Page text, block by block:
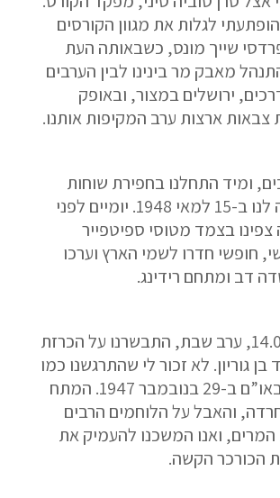
לגלות את מגוון הקורסים
שייך מונס, כשבאותה העת
מאבק מר בינינו לבין הערבים
ירושלים במצור, ובאופק
ארצות ערב המקיפות אותנו.
כ-25 חניכים, ומיד התחלנו בחפירת שוחות
לקראת המצפה לנו ב-15 למאי 1948. יומיים לפני
בצמד מטוסי ספיטפייר
חופשי חדרו לשמי הארץ וערכו
דב ומתחם רידינג.
ביום ו’ 14.05.1948, ערב שבת, התבשרנו על הכרזת
בן גוריון. לא זכור לי שהתרגשנו כמו
ביום ההצבעה באו”ם ב-29 בנובמבר 1947. המתח
והאבל על הלוחמים הרבים
ואנו המשכנו להעמיק את
הכורכר הקשה.